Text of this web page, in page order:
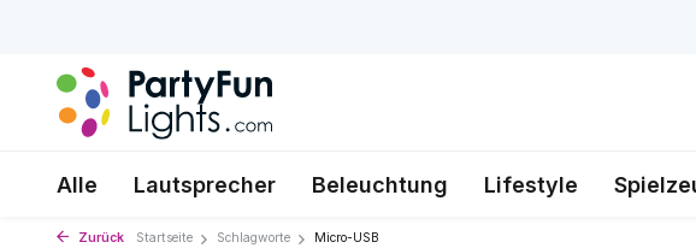
Alle Lautsprecher Beleuchtung Lifestyle
Zurück Startseite Schlagworte Micro-USB